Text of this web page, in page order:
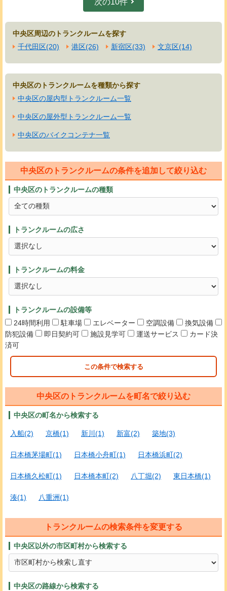
中央区周辺のトランクルームを探す
千代田区(20)
港区(26) 新宿区(33) 文京区(14)
中央区のトランクルームを種類から探す
中央区の屋内型トランクルーム一覧
中央区の屋外型トランクルーム一覧
中央区のバイクコンテナ一覧
中央区のトランクルームの条件を追加して絞り込む
中央区のトランクルームの種類
トランクルームの広さ
トランクルームの料金
トランクルームの設備等
24時間利用
駐車場 エレベーター 空調設備
換気設備
防犯設備
即日契約可 施設見学可 運送サービス
カード決
済可
この条件で検索する
中央区のトランクルームを町名で絞り込む
中央区の町名から検索する
入船(2) 京橋(1) 新川(1) 新富(2) 築地(3)
日本橋茅場町(1) 日本橋小舟町(1) 日本橋浜町(2)
日本橋久松町(1) 日本橋本町(2) 八丁堀(2) 東日本橋(1)
湊(1) 八重洲(1)
トランクルームの検索条件を変更する
中央区以外の市区町村から検索する
中央区の路線から検索する